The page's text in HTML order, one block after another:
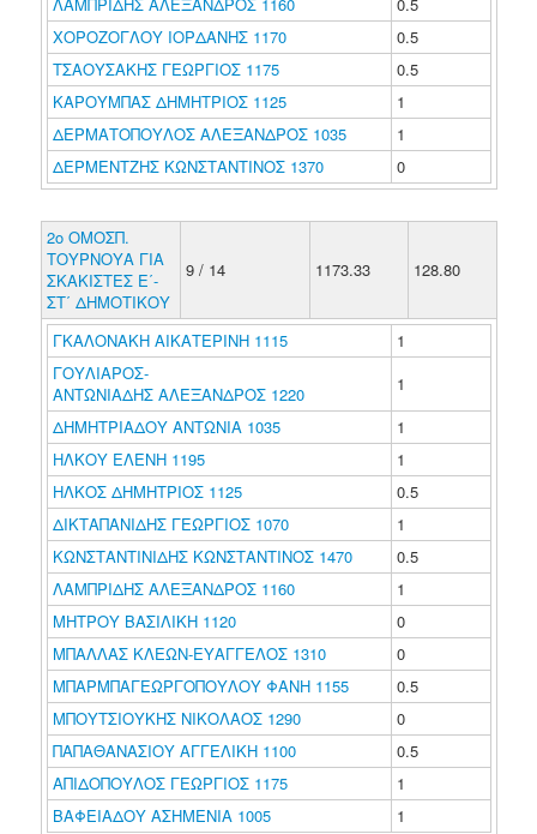
ΧΟΡΟΖΟΓΛΟΥ ΙΟΡΔΑΝΗΣ 1170
0.5
ΤΣΑΟΥΣΑΚΗΣ ΓΕΩΡΓΙΟΣ 1175
0.5
ΚΑΡΟΥΜΠΑΣ ΔΗΜΗΤΡΙΟΣ 1125
1
ΔΕΡΜΑΤΟΠΟΥΛΟΣ ΑΛΕΞΑΝΔΡΟΣ 1035
1
ΔΕΡΜΕΝΤΖΗΣ ΚΩΝΣΤΑΝΤΙΝΟΣ 1370
0
2o ΟΜΟΣΠ.
ΤΟΥΡΝΟΥΑ ΓΙΑ
ΣΚΑΚΙΣΤΕΣ Ε΄-
ΣΤ΄ ΔΗΜΟΤΙΚΟΥ
9 / 14 1173.33 128.80
ΓΚΑΛΟΝΑΚΗ ΑΙΚΑΤΕΡΙΝΗ 1115
1
ΓΟΥΛΙΑΡΟΣ-
ΑΝΤΩΝΙΑΔΗΣ ΑΛΕΞΑΝΔΡΟΣ 1220
1
ΔΗΜΗΤΡΙΑΔΟΥ ΑΝΤΩΝΙΑ 1035
1
ΗΛΚΟΥ ΕΛΕΝΗ 1195
1
ΗΛΚΟΣ ΔΗΜΗΤΡΙΟΣ 1125
0.5
ΔΙΚΤΑΠΑΝΙΔΗΣ ΓΕΩΡΓΙΟΣ 1070
1
ΚΩΝΣΤΑΝΤΙΝΙΔΗΣ ΚΩΝΣΤΑΝΤΙΝΟΣ 1470
0.5
ΛΑΜΠΡΙΔΗΣ ΑΛΕΞΑΝΔΡΟΣ 1160
1
ΜΗΤΡΟΥ ΒΑΣΙΛΙΚΗ 1120
0
ΜΠΑΛΛΑΣ ΚΛΕΩΝ-ΕΥΑΓΓΕΛΟΣ 1310
0
ΜΠΑΡΜΠΑΓΕΩΡΓΟΠΟΥΛΟΥ ΦΑΝΗ 1155
0.5
ΜΠΟΥΤΣΙΟΥΚΗΣ ΝΙΚΟΛΑΟΣ 1290
0
ΠΑΠΑΘΑΝΑΣΙΟΥ ΑΓΓΕΛΙΚΗ 1100
0.5
ΑΠΙΔΟΠΟΥΛΟΣ ΓΕΩΡΓΙΟΣ 1175
1
ΒΑΦΕΙΑΔΟΥ ΑΣΗΜΕΝΙΑ 1005
1